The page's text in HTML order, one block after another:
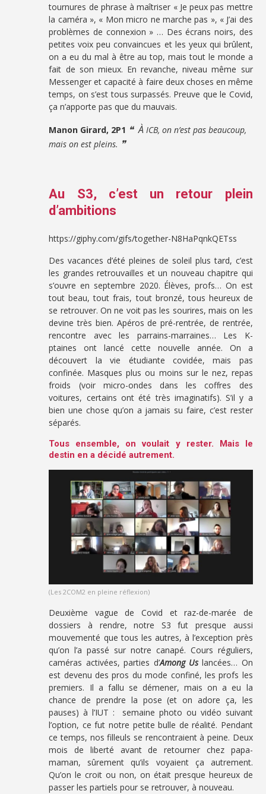
tournures de phrase à maîtriser « Je peux pas mettre
la caméra », « Mon micro ne marche pas », « J’ai des
problèmes de connexion » … Des écrans noirs, des
petites voix peu convaincues et les yeux qui brûlent,
on a eu du mal à être au top, mais tout le monde a
fait de son mieux. En revanche, niveau même sur
Messenger et capacité à faire deux choses en même
temps, on s’est tous surpassés. Preuve que le Covid,
ça n’apporte pas que du mauvais.
Manon Girard, 2P1 ❝ À ICB, on n’est pas beaucoup,
mais on est pleins. ❞
Au S3, c’est un retour plein
d’ambitions
https://giphy.com/gifs/together-N8HaPqnkQETss
Des vacances d’été pleines de soleil plus tard, c’est
les grandes retrouvailles et un nouveau chapitre qui
s’ouvre en septembre 2020. Élèves, profs… On est
tout beau, tout frais, tout bronzé, tous heureux de
se retrouver. On ne voit pas les sourires, mais on les
devine très bien. Apéros de pré-rentrée, de rentrée,
rencontre avec les parrains-marraines… Les K-
ptaines ont lancé cette nouvelle année. On a
découvert la vie étudiante covidée, mais pas
confinée. Masques plus ou moins sur le nez, repas
froids (voir micro-ondes dans les coffres des
voitures, certains ont été très imaginatifs). S’il y a
bien une chose qu’on a jamais su faire, c’est rester
séparés.
Tous ensemble, on voulait y rester. Mais le
destin en a décidé autrement.
(Les 2COM2 en pleine réflexion)
Deuxième vague de Covid et raz-de-marée de
dossiers à rendre, notre S3 fut presque aussi
mouvementé que tous les autres, à l’exception près
qu’on l’a passé sur notre canapé. Cours réguliers,
caméras activées, parties d’Among Uslancées… On
est devenu des pros du mode confiné, les profs les
premiers. Il a fallu se démener, mais on a eu la
chance de prendre la pose (et on adore ça, les
pauses) à l’IUT : semaine photo ou vidéo suivant
l’option, ce fut notre petite bulle de réalité. Pendant
ce temps, nos filleuls se rencontraient à peine. Deux
mois de liberté avant de retourner chez papa-
maman, sûrement qu’ils voyaient ça autrement.
Qu’on le croit ou non, on était presque heureux de
passer les partiels pour se retrouver, à nouveau.